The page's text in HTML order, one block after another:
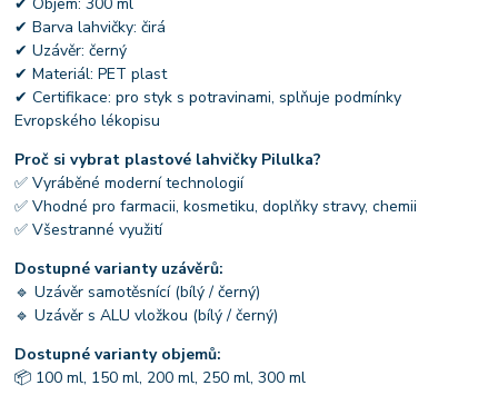
✔ Barva lahvičky: čirá
✔ Uzávěr: černý
✔ Materiál: PET plast
✔ Certifikace: pro styk s potravinami, splňuje podmínky
Evropského lékopisu
Proč si vybrat plastové lahvičky Pilulka?
✅ Vyráběné moderní technologií
✅ Vhodné pro farmacii, kosmetiku, doplňky stravy, chemii
✅ Všestranné využití
Dostupné varianty uzávěrů:
🔹 Uzávěr samotěsnící (bílý / černý)
🔹 Uzávěr s ALU vložkou (bílý / černý)
Dostupné varianty objemů:
📦 100 ml, 150 ml, 200 ml, 250 ml, 300 ml